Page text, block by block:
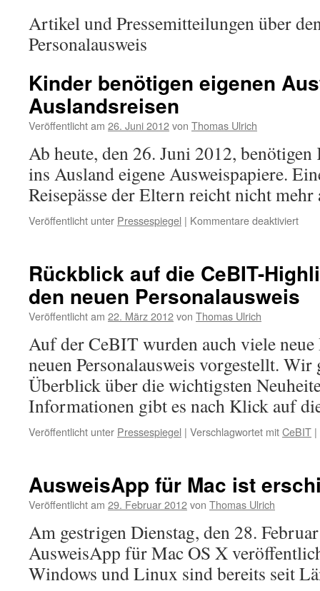
Artikel und Pressemitteilungen über
Personalausweis
Kinder benötigen eigenen
Auslandsreisen
Veröffentlicht am 26. Juni 2012von Thomas Ulrich
Ab heute, den 26. Juni 2012,
ins Ausland eigene Ausweispapiere.
Reisepässe der Eltern reicht nicht mehr
Veröffentlicht unter Pressespiegel | Kommentare deaktiviertfür
Rückblick auf die CeBIT-
den neuen Personalausweis
Veröffentlicht am 22. März 2012von Thomas Ulrich
Auf der CeBIT wurden auch viele
neuen Personalausweis vorgestellt. Wir
Überblick über die wichtigsten
Informationen gibt es nach Klick auf
Veröffentlicht unter Pressespiegel | Verschlagwortet mitCeBIT |
AusweisApp für Mac ist
Veröffentlicht am 29. Februar 2012von Thomas Ulrich
Am gestrigen Dienstag, den 28.
AusweisApp für Mac OS X
Windows und Linux sind bereits seit